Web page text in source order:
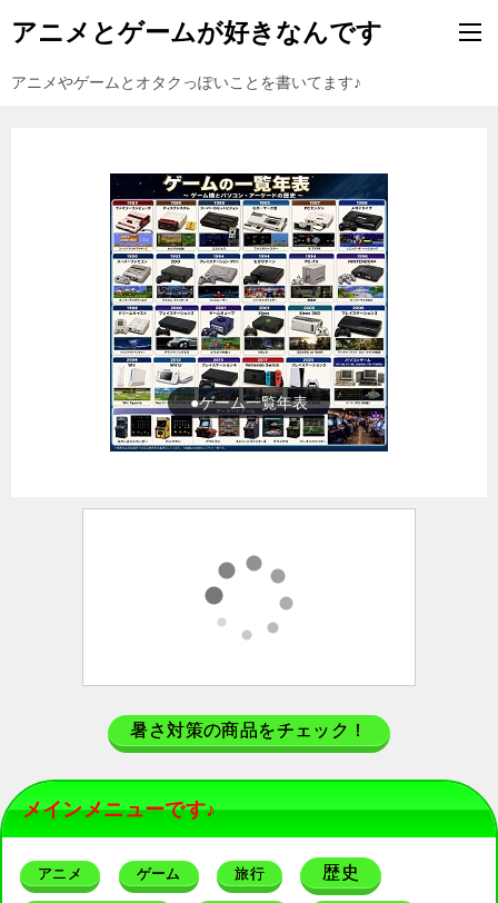
アニメとゲームが好きなんです
アニメやゲームとオタクっぽいことを書いてます♪
●ゲーム一覧年表
暑さ対策の商品をチェック！
メインメニューです♪
アニメ ゲーム 旅行 歴史